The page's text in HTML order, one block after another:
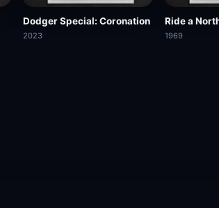
Dodger Special: Coronation
2023
Ride a
1969